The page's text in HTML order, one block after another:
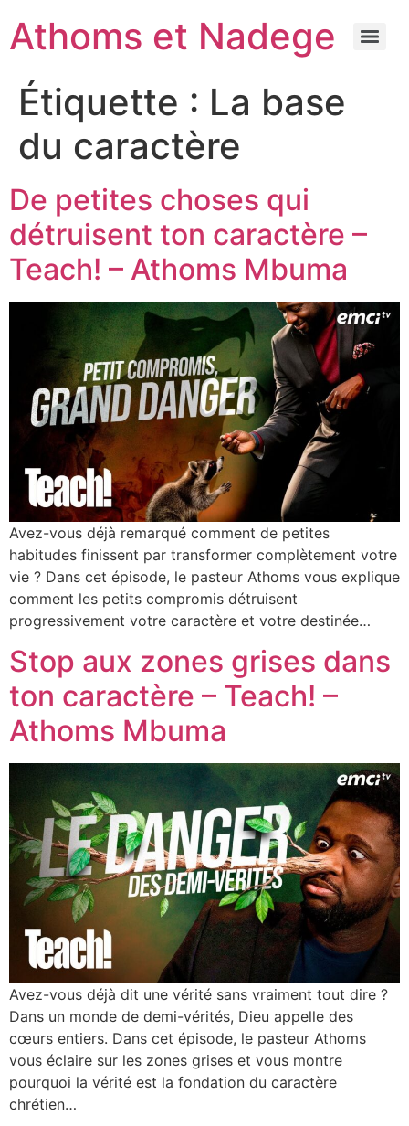
Athoms et Nadege
Étiquette : La base
du caractère
De petites choses qui
détruisent ton caractère –
Teach! – Athoms Mbuma
Avez-vous déjà remarqué comment de petites
habitudes finissent par transformer complètement votre
vie ? Dans cet épisode, le pasteur Athoms vous explique
comment les petits compromis détruisent
progressivement votre caractère et votre destinée…
Stop aux zones grises dans
ton caractère – Teach! –
Athoms Mbuma
Avez-vous déjà dit une vérité sans vraiment tout dire ?
Dans un monde de demi-vérités, Dieu appelle des
cœurs entiers. Dans cet épisode, le pasteur Athoms
vous éclaire sur les zones grises et vous montre
pourquoi la vérité est la fondation du caractère
chrétien…